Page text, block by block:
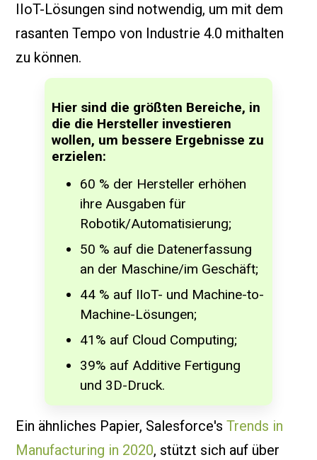
IIoT-Lösungen sind notwendig, um mit dem
rasanten Tempo von Industrie 4.0 mithalten
zu können.
Hier sind die größten Bereiche, in
die die Hersteller investieren
wollen, um bessere Ergebnisse zu
erzielen:
60 % der Hersteller erhöhen
ihre Ausgaben für
Robotik/Automatisierung;
50 % auf die Datenerfassung
an der Maschine/im Geschäft;
44 % auf IIoT- und Machine-to-
Machine-Lösungen;
41% auf Cloud Computing;
39% auf Additive Fertigung
und 3D-Druck.
Ein ähnliches Papier, Salesforce'sTrends in
Manufacturing in 2020, stützt sich auf über